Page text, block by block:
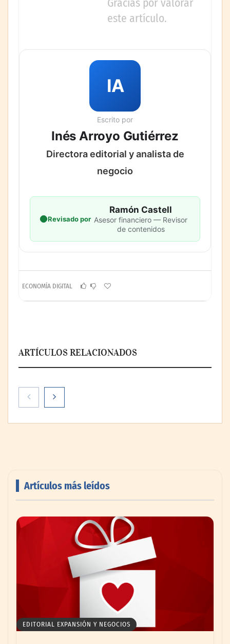
Gracias por valorar
este artículo.
IA
Escrito por
Inés Arroyo Gutiérrez
Directora editorial y analista de
negocio
Revisado por
Ramón Castell
Asesor financiero — Revisor
de contenidos
ECONOMÍA DIGITAL
ARTÍCULOS RELACIONADOS
impulsando la colaboración en el sector
Artículos más leídos
EDITORIAL EXPANSIÓN Y NEGOCIOS